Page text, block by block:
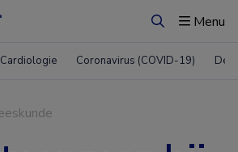
ZoekenMenu
Cardiologie Coronavirus (COVID-19)